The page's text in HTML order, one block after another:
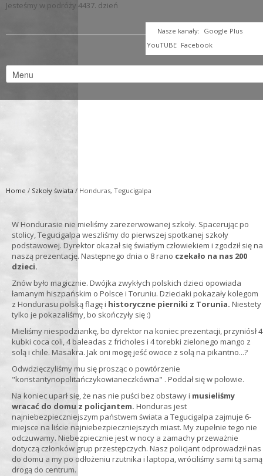
Jesteśmy w podróży 4437. dzień
Nasze kanały: Google Plus
YouTUBE Facebook
Home / Szkoły świata / Honduras, Tegucigalpa
W Hondurasie nie mieliśmy zarezerwowanej szkoły. Spacerując po
stolicy, Tegucigalpa weszliśmy do pierwszej spotkanej szkoły
podstawowej. Dyrektor okazał się światłym człowiekiem i zgodził się na
naszą prezentację. Następnego dnia o 8 rano czekało na nas 200
dzieci.
Znów było magicznie. Dwójka zwykłych polskich dzieci opowiada
łamanym hiszpańskim o Polsce i Toruniu. Dzieciaki pokazały kolegom
z Hondurasu polską flagę i historyczne pierniki z Torunia. Niestety
tylko je pokazaliśmy, bo skończyły się :)
Mieliśmy niespodziankę, bo dyrektor na koniec prezentacji, przyniósł 4
kubki coca coli, 4 baleadas z fricholes i 4 torebki zielonego mango z
solą i chile. Masakra. Jak oni mogę jeść owoce z solą na pikantno...?
Odwdzięczyliśmy mu się prosząc o powtórzenie
"konstantynopolitańczykowianeczkówna" . Poddał się w połowie.
Na koniec uparł się, że nas nie puści bez obstawy i musieliśmy
wracać do domu z policjantem. Honduras jest
najniebezpieczniejszym państwem świata a Tegucigalpa zajmuje 6-
miejsce na liście najniebezpieczniejszych miast. My zupełnie tego nie
odczuwamy. Niebezpiecznie jest w nocy a zamachy przeważnie
dotyczą członków grup przestępczych. Nasz policjant odprowadził nas
do domu a my po odłożeniu rzutnika i laptopa, wróciliśmy sami tą samą
drogą do centrum.